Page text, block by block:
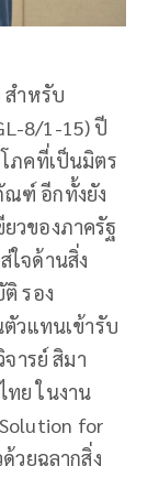
สำหรับ
8/1-15) ปี
ภคที่เป็นมิตร
ฑ์ อีกทั้งยัง
วของภาครัฐ
ใจด้านสิ่ง
รอง
วแทนเข้ารับ
ารย์ สิมา
ทย ในงาน
for
วยฉลากสิ่ง